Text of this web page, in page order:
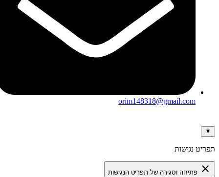
orim148318@gmail.com
נגישות
close פתיחה וסגירה של תפריט הנגישות